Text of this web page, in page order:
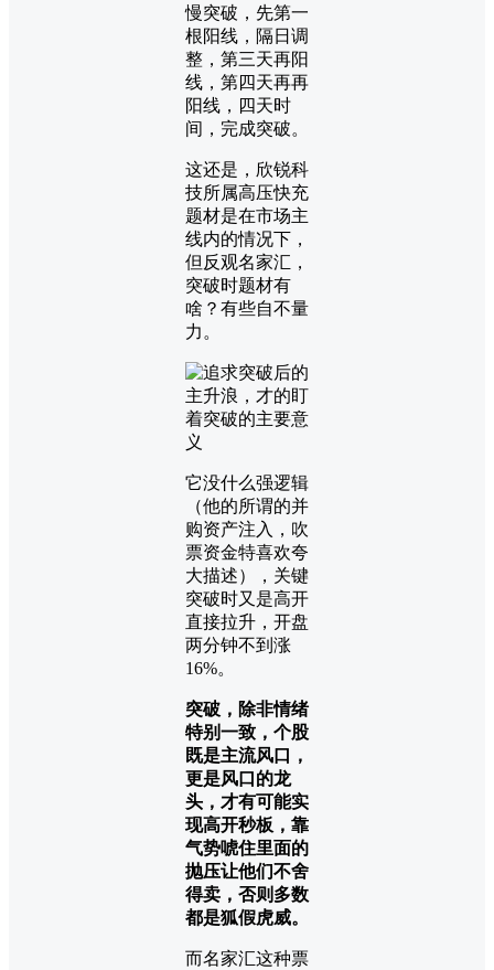
慢突破，先第一
根阳线，隔日调
整，第三天再阳
线，第四天再再
阳线，四天时
间，完成突破。
这还是，欣锐科
技所属高压快充
题材是在市场主
线内的情况下，
但反观名家汇，
突破时题材有
啥？有些自不量
力。
它没什么强逻辑
（他的所谓的并
购资产注入，吹
票资金特喜欢夸
大描述），关键
突破时又是高开
直接拉升，开盘
两分钟不到涨
16%。
突破，除非情绪
特别一致， 个股
既是主流风口，
更是风口的龙
头 ，才有可能实
现高开秒板，靠
气势唬住里面的
抛压让他们不舍
得卖，否则多数
都是狐假虎威。
而名家汇这种票